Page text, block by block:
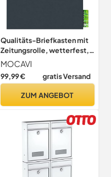
Qualitäts-Briefkasten mit
Zeitungsrolle, wetterfest,
rostfrei, Premium aus
Europa, MOCAVI Box 710
MOCAVI
99,99 € gratis Versand
ZUM ANGEBOT